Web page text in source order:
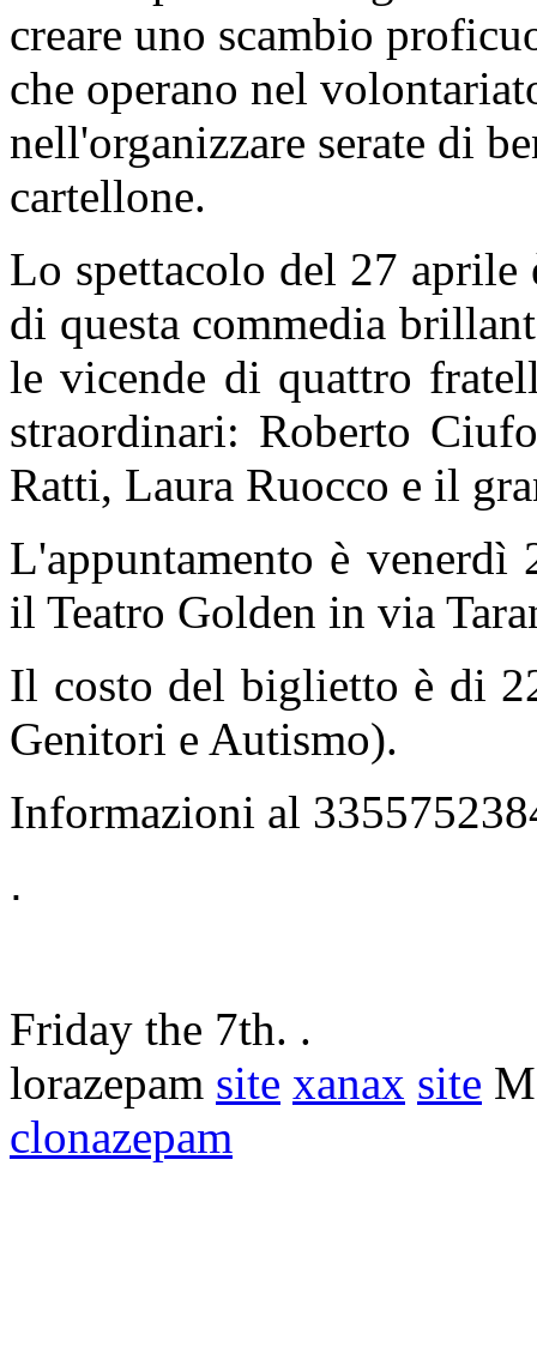
creare uno scambio
che operano nel
nell'organizzare serate di
cartellone.
Lo spettacolo del 27
di questa commedia
le vicende di quattro
straordinari: Roberto
Ratti, Laura Ruocco e il
L'appuntamento è
il Teatro Golden in via
Il costo del biglietto è di
Genitori e Autismo).
Informazioni al
.
Friday the 7th. .
lorazepam site xanax site
clonazepam